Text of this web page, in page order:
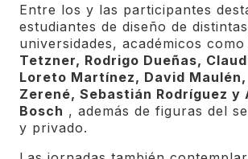
Entre los y las participantes
estudiantes de diseño de distintas
universidades, académicos como
Tetzner, Rodrigo Dueñas,
Loreto Martínez, David
Zerené, Sebastián Rodríguez y
Bosch , además de figuras del
y privado.